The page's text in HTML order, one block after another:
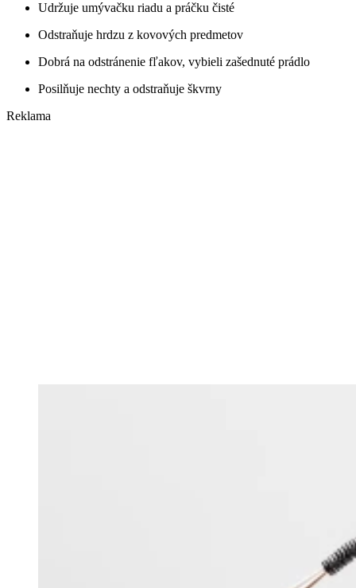
Udržuje umývačku riadu a práčku čisté
Odstraňuje hrdzu z kovových predmetov
Dobrá na odstránenie fľakov, vybieli zašednuté prádlo
Posilňuje nechty a odstraňuje škvrny
Reklama